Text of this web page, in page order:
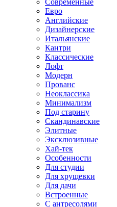
Современные
Евро
Английские
Дизайнерские
Итальянские
Кантри
Классические
Лофт
Модерн
Прованс
Неоклассика
Минимализм
Под старину
Скандинавские
Элитные
Эксклюзивные
Хай-тек
Особенности
Для студии
Для хрущевки
Для дачи
Встроенные
С антресолями